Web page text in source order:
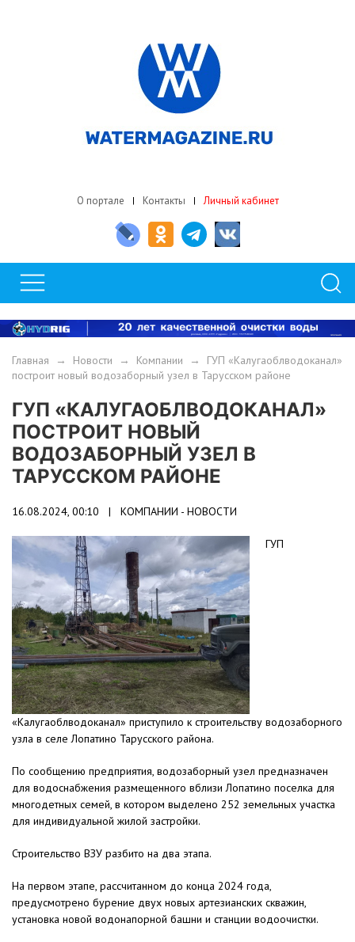
О портале Контакты Личный кабинет
Главная → Новости → Компании → ГУП «Калугаоблводоканал»
построит новый водозаборный узел в Тарусском районе
ГУП «КАЛУГАОБЛВОДОКАНАЛ»
ПОСТРОИТ НОВЫЙ
ВОДОЗАБОРНЫЙ УЗЕЛ В
ТАРУССКОМ РАЙОНЕ
16.08.2024, 00:10 | КОМПАНИИ - НОВОСТИ
ГУП
«Калугаоблводоканал» приступило к строительству водозаборного
узла в селе Лопатино Тарусского района.
По сообщению предприятия, водозаборный узел предназначен
для водоснабжения размещенного вблизи Лопатино поселка для
многодетных семей, в котором выделено 252 земельных участка
для индивидуальной жилой застройки.
Строительство ВЗУ разбито на два этапа.
На первом этапе, рассчитанном до конца 2024 года,
предусмотрено бурение двух новых артезианских скважин,
установка новой водонапорной башни и станции водоочистки.